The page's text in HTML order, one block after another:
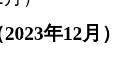
年12月）